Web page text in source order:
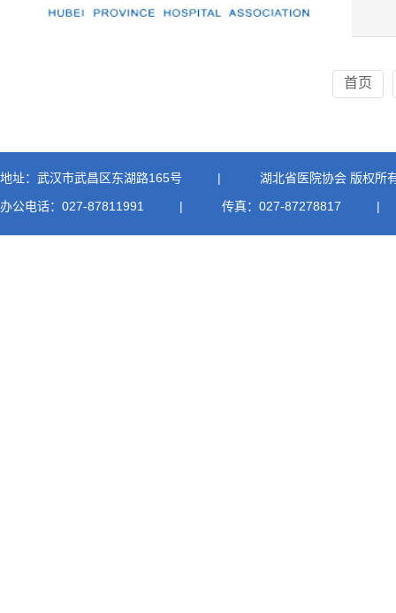
首页
地址：武汉市武昌区东湖路165号 |
湖北省医院协会 版权所
办公电话：027-87811991
| 传真：027-87278817 |